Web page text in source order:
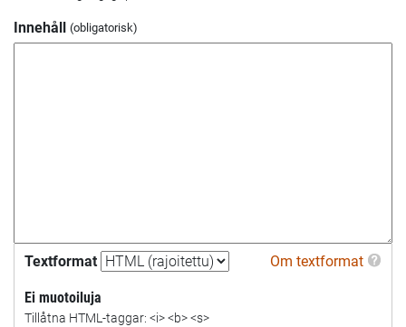
Innehåll
Om textformat
Textformat
Ei muotoiluja
Tillåtna HTML-taggar: <i> <b> <s>